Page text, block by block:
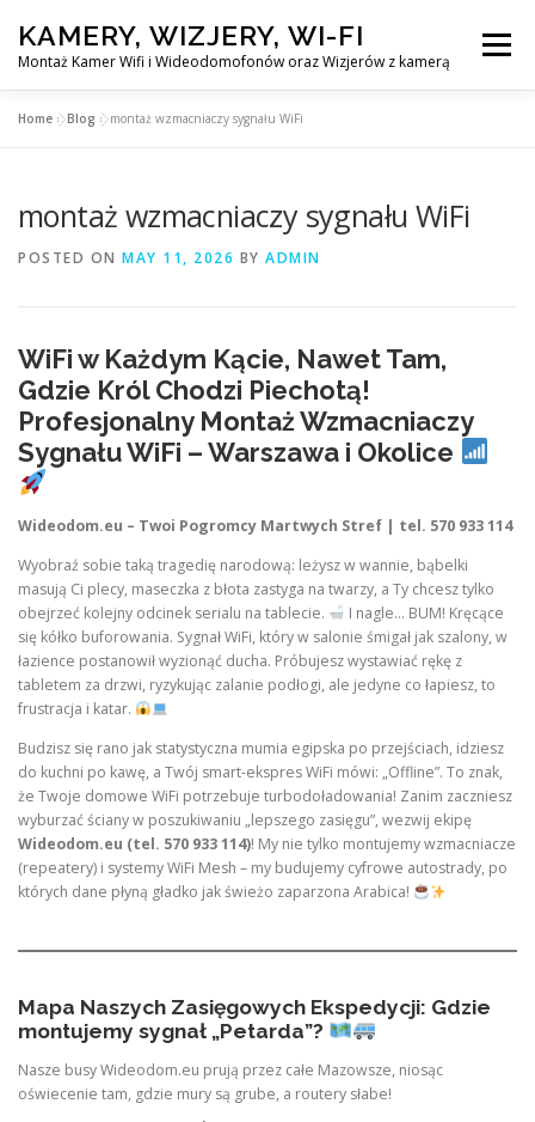
content
KAMERY, WIZJERY, WI-FI
Montaż Kamer Wifi i Wideodomofonów oraz Wizjerów z kamerą
Menu
MONTAŻ WIDEDOMOFONÓW
KONTAKT
EN
Home »Blog »montaż wzmacniaczy sygnału WiFi
montaż wzmacniaczy sygnału WiFi
POSTED ON MAY 11, 2026 BY ADMIN
WiFi w Każdym Kącie, Nawet Tam,
Gdzie Król Chodzi Piechotą!
Profesjonalny Montaż Wzmacniaczy
Sygnału WiFi – Warszawa i Okolice
Wideodom.eu – Twoi Pogromcy Martwych Stref | tel. 570 933 114
Wyobraź sobie taką tragedię narodową: leżysz w wannie, bąbelki
masują Ci plecy, maseczka z błota zastyga na twarzy, a Ty chcesz tylko
obejrzeć kolejny odcinek serialu na tablecie.
I nagle… BUM! Kręcące
się kółko buforowania. Sygnał WiFi, który w salonie śmigał jak szalony, w
łazience postanowił wyzionąć ducha. Próbujesz wystawiać rękę z
tabletem za drzwi, ryzykując zalanie podłogi, ale jedyne co łapiesz, to
frustracja i katar.
Budzisz się rano jak statystyczna mumia egipska po przejściach, idziesz
do kuchni po kawę, a Twój smart-ekspres WiFi mówi: „Offline”. To znak,
że Twoje domowe WiFi potrzebuje turbodoładowania! Zanim zaczniesz
wyburzać ściany w poszukiwaniu „lepszego zasięgu”, wezwij ekipę
Wideodom.eu (tel. 570 933 114)! My nie tylko montujemy wzmacniacze
(repeatery) i systemy WiFi Mesh – my budujemy cyfrowe autostrady, po
których dane płyną gładko jak świeżo zaparzona Arabica!
Mapa Naszych Zasięgowych Ekspedycji: Gdzie
montujemy sygnał „Petarda”?
Nasze busy Wideodom.eu prują przez całe Mazowsze, niosąc
oświecenie tam, gdzie mury są grube, a routery słabe!